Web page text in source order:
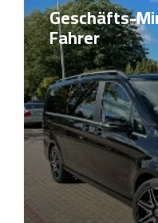
Geschäfts-
Fahrer